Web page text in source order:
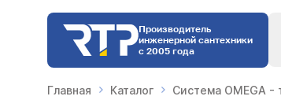
Производитель
инженерной сантехники
с 2005 года
Главная Каталог Система OMEGA -